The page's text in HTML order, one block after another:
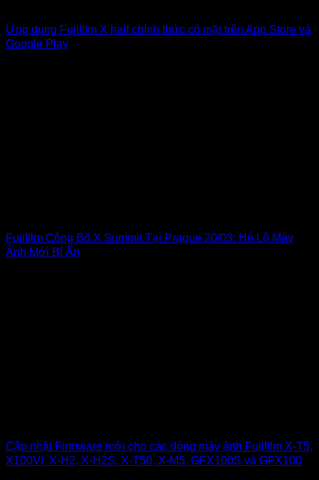
Ứng dụng Fujifilm X half chính thức có mặt trên App Store và
Google Play
Fujifilm Công Bố X Summit Tại Prague 20/03: Hé Lộ Máy
Ảnh Mới Bí Ẩn
Cập nhật Firmware mới cho các dòng máy ảnh Fujifilm X-T5,
X100VI, X-H2, X-H2S, X-T50, X-M5, GFX100S và GFX100